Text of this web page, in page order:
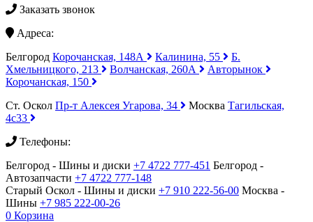
Заказать звонок
Адреса:
Белгород Корочанская, 148А Калинина, 55
Б.
Хмельницкого, 213
Волчанская, 260А
Авторынок
Корочанская, 150
Ст. Оскол Пр-т Алексея Угарова, 34 Москва Тагильская,
4с33
Телефоны:
Белгород - Шины и диски +7 4722 777-451 Белгород -
Автозапчасти +7 4722 777-148
Старый Оскол - Шины и диски +7 910 222-56-00 Москва -
Шины +7 985 222-00-26
0 Корзина